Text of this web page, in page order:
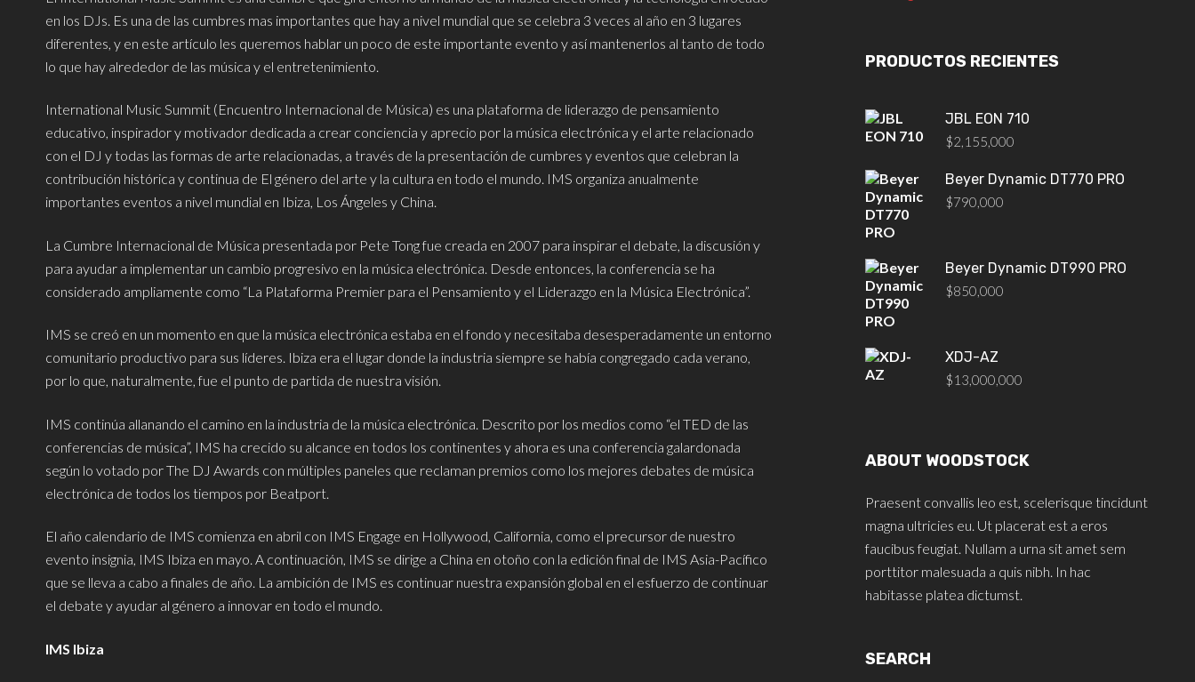
en los DJs. Es una de las cumbres mas importantes que hay a nivel mundial que se celebra 3 veces al año en 3 lugares
diferentes, y en este artículo les queremos hablar un poco de este importante evento y así mantenerlos al tanto de todo
lo que hay alrededor de las música y el entretenimiento.
International Music Summit (Encuentro Internacional de Música) es una plataforma de liderazgo de pensamiento
educativo, inspirador y motivador dedicada a crear conciencia y aprecio por la música electrónica y el arte relacionado
con el DJ y todas las formas de arte relacionadas, a través de la presentación de cumbres y eventos que celebran la
contribución histórica y continua de El género del arte y la cultura en todo el mundo. IMS organiza anualmente
importantes eventos a nivel mundial en Ibiza, Los Ángeles y China.
La Cumbre Internacional de Música presentada por Pete Tong fue creada en 2007 para inspirar el debate, la discusión y
para ayudar a implementar un cambio progresivo en la música electrónica. Desde entonces, la conferencia se ha
considerado ampliamente como “La Plataforma Premier para el Pensamiento y el Liderazgo en la Música Electrónica”.
IMS se creó en un momento en que la música electrónica estaba en el fondo y necesitaba desesperadamente un entorno
comunitario productivo para sus líderes. Ibiza era el lugar donde la industria siempre se había congregado cada verano,
por lo que, naturalmente, fue el punto de partida de nuestra visión.
IMS continúa allanando el camino en la industria de la música electrónica. Descrito por los medios como “el TED de las
conferencias de música”, IMS ha crecido su alcance en todos los continentes y ahora es una conferencia galardonada
según lo votado por The DJ Awards con múltiples paneles que reclaman premios como los mejores debates de música
electrónica de todos los tiempos por Beatport.
El año calendario de IMS comienza en abril con IMS Engage en Hollywood, California, como el precursor de nuestro
evento insignia, IMS Ibiza en mayo. A continuación, IMS se dirige a China en otoño con la edición final de IMS Asia-Pacífico
que se lleva a cabo a finales de año. La ambición de IMS es continuar nuestra expansión global en el esfuerzo de continuar
el debate y ayudar al género a innovar en todo el mundo.
IMS Ibiza
PRODUCTOS RECIENTES
JBL EON 710
$2,155,000
Beyer Dynamic DT770 PRO
$790,000
Beyer Dynamic DT990 PRO
$850,000
XDJ-AZ
$13,000,000
ABOUT WOODSTOCK
Praesent convallis leo est, scelerisque tincidunt
magna ultricies eu. Ut placerat est a eros
faucibus feugiat. Nullam a urna sit amet sem
porttitor malesuada a quis nibh. In hac
habitasse platea dictumst.
SEARCH